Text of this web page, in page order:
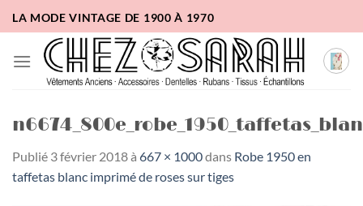
au
contenu
LA MODE VINTAGE DE 1900 À 1970
Publié 3 février 2018à 667 × 1000dans Robe 1950 en
taffetas blanc imprimé de roses sur tiges